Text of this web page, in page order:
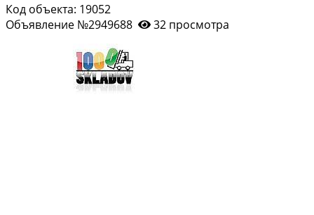
Код объекта: 19052
Объявление №2949688
32 просмотра